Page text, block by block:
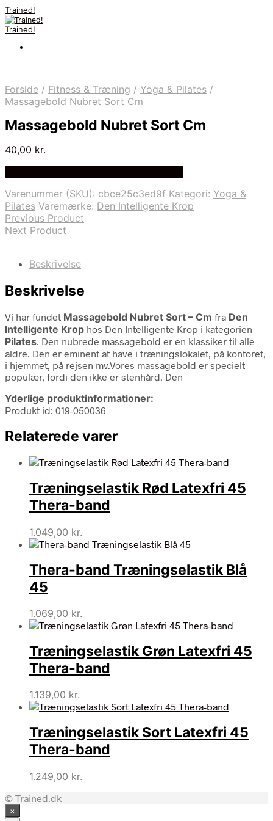
Trained!
Trained!
Forside / Fitness & Træning / Yoga & Pilates /
Massagebold Nubret Sort Cm
Massagebold Nubret Sort Cm
40,00 kr.
Varenummer (SKU): cbce25c3ed9f Kategori: Yoga &
Pilates Varemærke: Den Intelligente Krop
Previous Product
Next Product
Beskrivelse
Beskrivelse
Vi har fundet Massagebold Nubret Sort – Cm fra Den
Intelligente Krop hos Den Intelligente Krop i kategorien
Pilates. Den nubrede massagebold er en klassiker til alle
aldre. Den er eminent at have i træningslokalet, på kontoret,
i hjemmet, på rejsen mv.Vores massagebold er specielt
populær, fordi den ikke er stenhård. Den
Yderlige produktinformationer:
Produkt id: 019-050036
Relaterede varer
Træningselastik Rød Latexfri 45
Thera-band
1.049,00 kr.
Thera-band Træningselastik Blå
45
1.069,00 kr.
Træningselastik Grøn Latexfri 45
Thera-band
1.139,00 kr.
Træningselastik Sort Latexfri 45
Thera-band
1.249,00 kr.
© Trained.dk
×